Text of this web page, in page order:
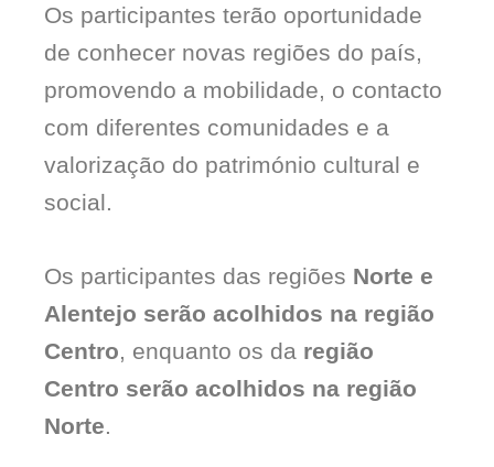
Os participantes terão oportunidade
de conhecer novas regiões do país,
promovendo a mobilidade, o contacto
com diferentes comunidades e a
valorização do património cultural e
social.
Os participantes das regiões Norte e
Alentejo serão acolhidos na região
Centro, enquanto os da região
Centro serão acolhidos na região
Norte.